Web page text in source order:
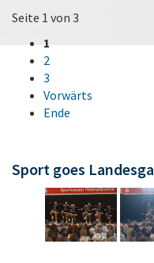
Seite 1 von 3
1
2
3
Vorwärts
Ende
Sport goes